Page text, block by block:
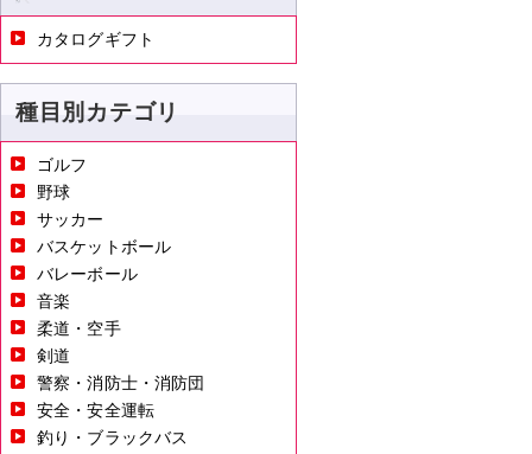
カタログギフト
種目別カテゴリ
ゴルフ
野球
サッカー
バスケットボール
バレーボール
音楽
柔道・空手
剣道
警察・消防士・消防団
安全・安全運転
釣り・ブラックバス